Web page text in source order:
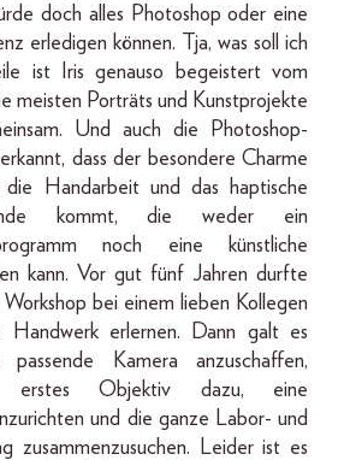
doch alles Photoshop oder eine
erledigen können. Tja, was soll ich
ist Iris genauso begeistert vom
meisten Porträts und Kunstprojekte
Und auch die Photoshop-
dass der besondere Charme
Handarbeit und das haptische
kommt, die weder ein
noch eine künstliche
kann. Vor gut fünf Jahren durfte
bei einem lieben Kollegen
Handwerk erlernen. Dann galt es
Kamera anzuschaffen,
erstes Objektiv dazu, eine
und die ganze Labor- und
zusammenzusuchen. Leider ist es